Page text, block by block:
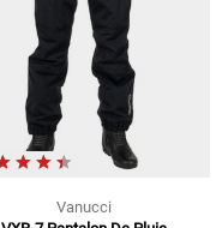
Vanucci